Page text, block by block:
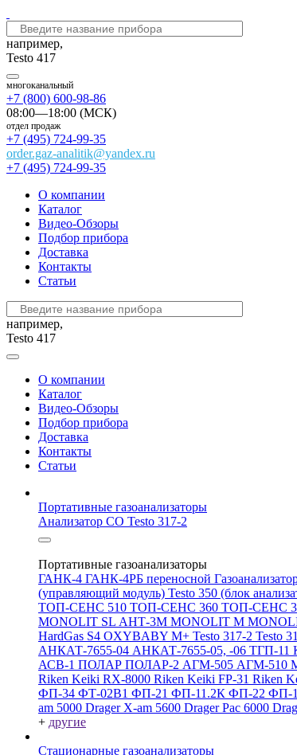
например,
Testo 417
многоканальный
+7 (800) 600-98-86
08:00—18:00 (МСК)
отдел продаж
+7 (495) 724-99-35
order.gaz-analitik@yandex.ru
+7 (495) 724-99-35
О компании
Каталог
Видео-Обзоры
Подбор прибора
Доставка
Контакты
Статьи
например,
Testo 417
О компании
Каталог
Видео-Обзоры
Подбор прибора
Доставка
Контакты
Статьи
Портативные газоанализаторы
Анализатор CO Testo 317-2
Портативные газоанализаторы
ГАНК-4 ГАНК-4РБ переносной
(управляющий модуль) Testo 350 (блок
ТОП-СЕНС 510 ТОП-СЕНС 360 ТОП-СЕНС
MONOLIT SL АНТ-3М MONOLIT M
HardGas S4 OXYBABY M+ Testo 317-2 Testo
АНКАТ-7655-04 АНКАТ-7655-05, -06 ТГП-11
АСВ-1 ПОЛАР ПОЛАР-2 АГМ-505 АГМ-510
Riken Keiki RX-8000 Riken Keiki FP-31 Riken
ФП-34 ФТ-02В1 ФП-21 ФП-11.2К ФП-22 ФП-
am 5000 Drager X-am 5600 Drager Pac 6000
+ другие
Стационарные газоанализаторы